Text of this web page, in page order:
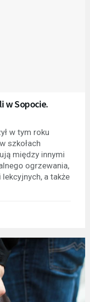
w Sopocie.
w tym roku
szkołach
między innymi
ogrzewania,
a także